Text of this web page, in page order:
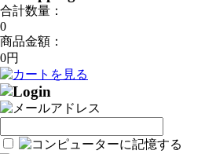
合計数量：
0
商品金額：
0円